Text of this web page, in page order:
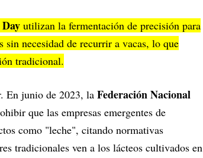
utilizan la fermentación de precisión para
necesidad de recurrir a vacas, lo que
tradicional.
En junio de 2023, la Federación Nacional
que las empresas emergentes de
como "leche", citando normativas
tradicionales ven a los lácteos cultivados en